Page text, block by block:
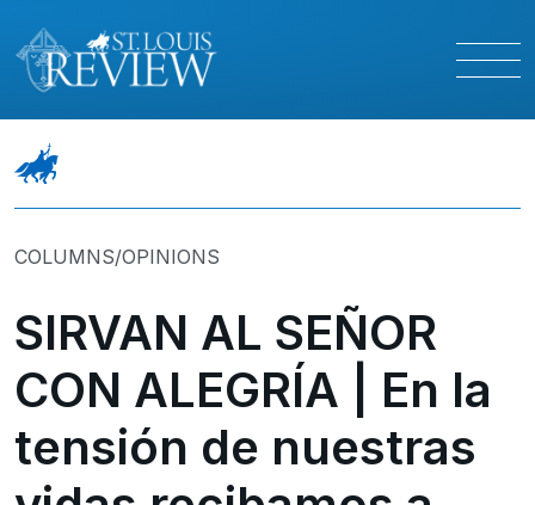
COLUMNS/OPINIONS
SIRVAN AL SEÑOR
CON ALEGRÍA | En la
tensión de nuestras